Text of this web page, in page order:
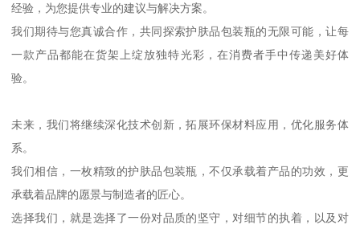
经验，为您提供专业的建议与解决方案。
我们期待与您真诚合作，共同探索护肤品包装瓶的无限可能，让每
一款产品都能在货架上绽放独特光彩，在消费者手中传递美好体
验。
未来，我们将继续深化技术创新，拓展环保材料应用，优化服务体
系。
我们相信，一枚精致的护肤品包装瓶，不仅承载着产品的功效，更
承载着品牌的愿景与制造者的匠心。
选择我们，就是选择了一份对品质的坚守，对细节的执着，以及对